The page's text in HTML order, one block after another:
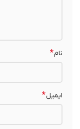
ایمیل*